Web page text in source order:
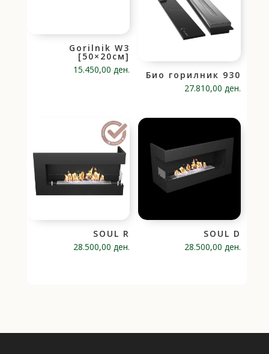
Gorilnik W3
[50×20см]
15.450,00 ден.
Био горилник 930
27.810,00 ден.
SOUL R
28.500,00 ден.
SOUL D
28.500,00 ден.